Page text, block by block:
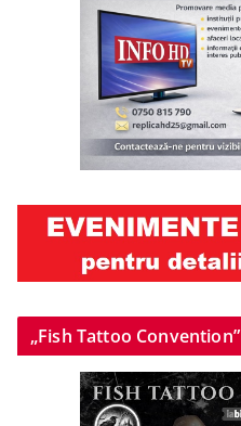
„Fish Tattoo Convention”